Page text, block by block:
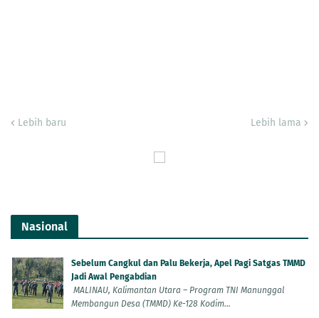
Lebih baru Lebih lama
Nasional
Sebelum Cangkul dan Palu Bekerja, Apel Pagi Satgas TMMD
Jadi Awal Pengabdian
MALINAU, Kalimantan Utara – Program TNI Manunggal
Membangun Desa (TMMD) Ke-128 Kodim...